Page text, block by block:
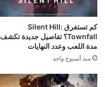
كم تستغرق Silent Hill:
Townfall؟ تفاصيل جديدة تكشف
مدة اللعب وعدد النهايات
منذ أسبوع واحد